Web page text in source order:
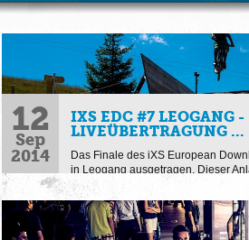
12
Sep
2014
IXS EDC #7 LEOGANG -
LIVEÜBERTRAGUNG ...
Das Finale des iXS European
in Leogang ausgetragen. Dieser
übertragen und somit soll an dieser